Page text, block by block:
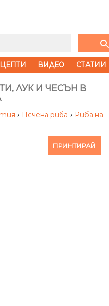
search
ВИДЕО СТАТИИ
ЛУК И ЧЕСЪН В
› Печена риба › Риба на
ПРИНТИРАЙ